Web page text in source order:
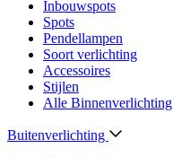
Inbouwspots
Spots
Pendellampen
Soort verlichting
Accessoires
Stijlen
Alle Binnenverlichting
Buitenverlichting